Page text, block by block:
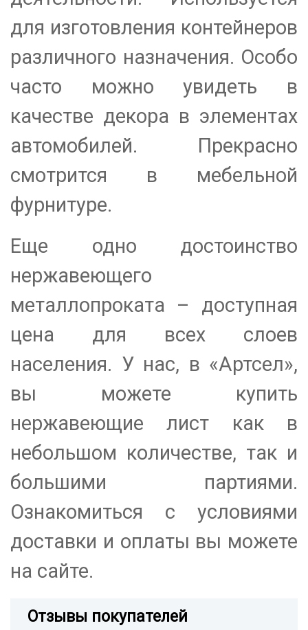
для изготовления контейнеров
различного назначения. Особо
часто можно увидеть в
качестве декора в элементах
автомобилей. Прекрасно
смотрится в мебельной
фурнитуре.
Еще одно достоинство
нержавеющего
металлопроката – доступная
цена для всех слоев
населения. У нас, в «Артсел»,
вы можете купить
нержавеющие лист как в
небольшом количестве, так и
большими партиями.
Ознакомиться с условиями
доставки и оплаты вы можете
на сайте.
Отзывы покупателей